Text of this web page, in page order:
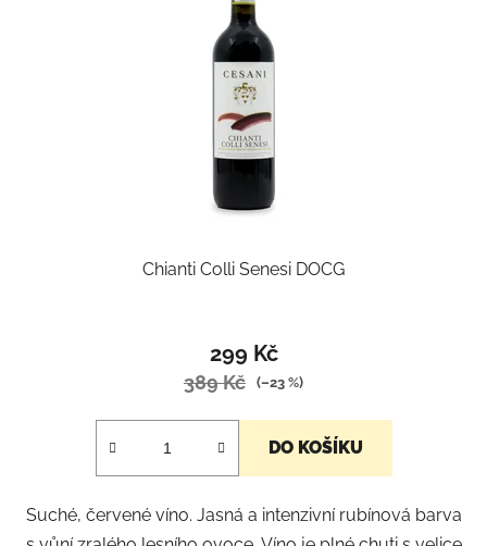
Chianti Colli Senesi DOCG
hodnocení
produktu
hvězdiček.
299 Kč
389 Kč (–23 %)
DO KOŠÍKU
Suché, červené víno. Jasná a intenzivní rubínová barva